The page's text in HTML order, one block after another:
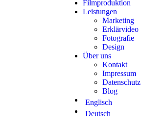
Filmproduktion
Leistungen
Marketing
Erklärvideo
Fotografie
Design
Über uns
Kontakt
Impressum
Datenschutz
Blog
Englisch
Deutsch